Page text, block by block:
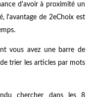
d'avoir à proximité un
l'avantage de 2eChoix est
vous avez une barre de
trier les articles par mots
chercher dans les 8